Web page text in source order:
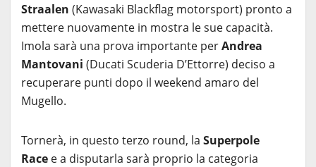
Straalen (Kawasaki Blackflag motorsport) pronto a
mettere nuovamente in mostra le sue capacità.
Imola sarà una prova importante perAndrea
Mantovani (Ducati Scuderia D’Ettorre) deciso a
recuperare punti dopo il weekend amaro del
Mugello.
Tornerà, in questo terzo round, la Superpole
Race e a disputarla sarà proprio la categoria